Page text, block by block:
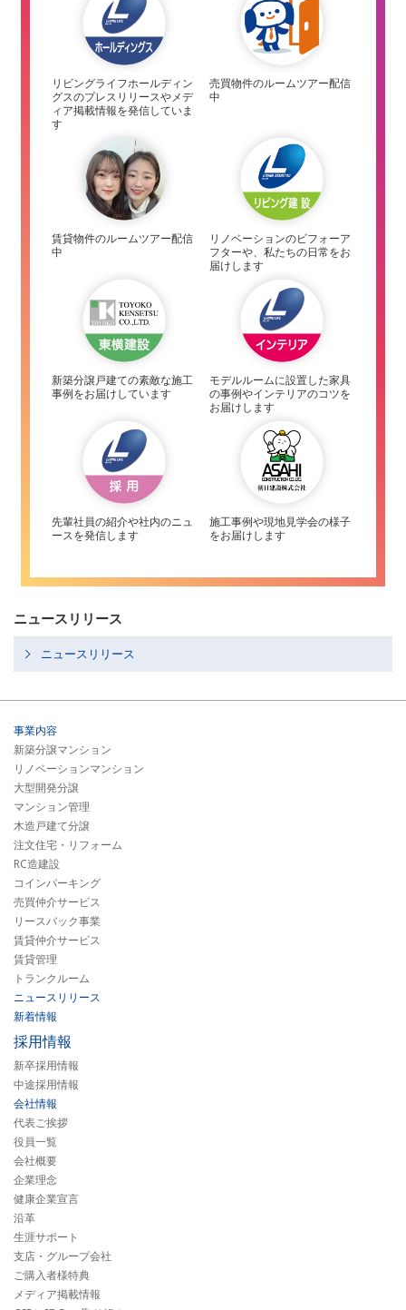
リビングライフホールディン
グスのプレスリリースやメデ
ィア掲載情報を発信していま
す
売買物件のルームツアー配信
中
賃貸物件のルームツアー配信
中
リノベーションのビフォーア
フターや、私たちの日常をお
届けします
新築分譲戸建ての素敵な施工
事例をお届けしています
モデルルームに設置した家具
の事例やインテリアのコツを
お届けします
先輩社員の紹介や社内のニュ
ースを発信します
施工事例や現地見学会の様子
をお届けします
ニュースリリース
ニュースリリース
事業内容
新築分譲マンション
リノベーションマンション
大型開発分譲
マンション管理
木造戸建て分譲
注文住宅・リフォーム
RC造建設
コインパーキング
売買仲介サービス
リースバック事業
賃貸仲介サービス
賃貸管理
トランクルーム
ニュースリリース
新着情報
採用情報
新卒採用情報
中途採用情報
会社情報
代表ご挨拶
役員一覧
会社概要
企業理念
健康企業宣言
沿革
生涯サポート
支店・グループ会社
ご購入者様特典
メディア掲載情報